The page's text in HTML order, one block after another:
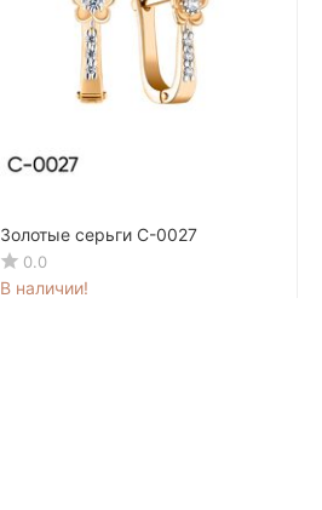
Золотые серьги C-0027
0.0
В наличии!